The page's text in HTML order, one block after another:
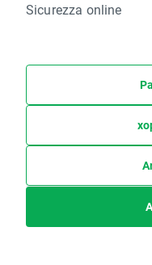
Sicurezza online